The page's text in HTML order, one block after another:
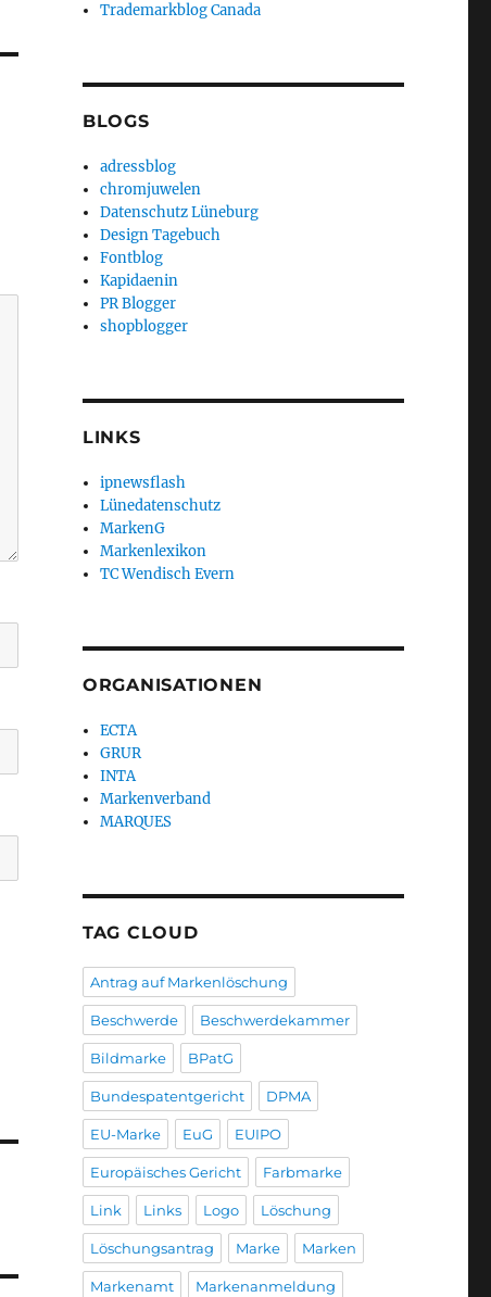
Trademarkblog Canada
BLOGS
adressblog
chromjuwelen
Datenschutz Lüneburg
Design Tagebuch
Fontblog
Kapidaenin
PR Blogger
shopblogger
LINKS
ipnewsflash
Lünedatenschutz
MarkenG
Markenlexikon
TC Wendisch Evern
ORGANISATIONEN
ECTA
GRUR
INTA
Markenverband
MARQUES
TAG CLOUD
Antrag auf Markenlöschung
Beschwerde Beschwerdekammer
Bildmarke BPatG
Bundespatentgericht DPMA
EU-Marke EuG EUIPO
Europäisches Gericht Farbmarke
Link Links Logo Löschung
Löschungsantrag Marke Marken
Markenamt Markenanmeldung